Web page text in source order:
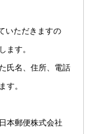
いただきますの
ます。
氏名、住所、電話
す。
本郵便株式会社